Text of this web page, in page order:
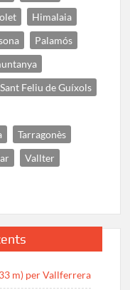
Himalaia
Palamós
Sant Feliu de Guíxols
Tarragonès
Vallter
m) per Vallferrera